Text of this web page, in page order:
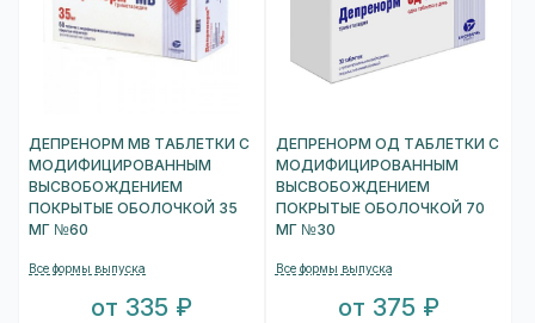
ДЕПРЕНОРМ МВ ТАБЛЕТКИ С
МОДИФИЦИРОВАННЫМ
ВЫСВОБОЖДЕНИЕМ
ПОКРЫТЫЕ ОБОЛОЧКОЙ 35
МГ №60
Все формы выпуска
от 335 ₽
ДЕПРЕНОРМ ОД ТАБЛЕТКИ С
МОДИФИЦИРОВАННЫМ
ВЫСВОБОЖДЕНИЕМ
ПОКРЫТЫЕ ОБОЛОЧКОЙ 70
МГ №30
Все формы выпуска
от 375 ₽